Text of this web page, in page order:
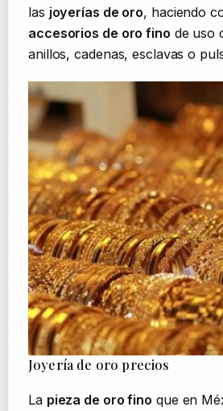
las joyerías de oro, haciendo
accesorios de oro fino de uso
anillos, cadenas, esclavas o
Joyería de oro precios
La pieza de oro fino que en